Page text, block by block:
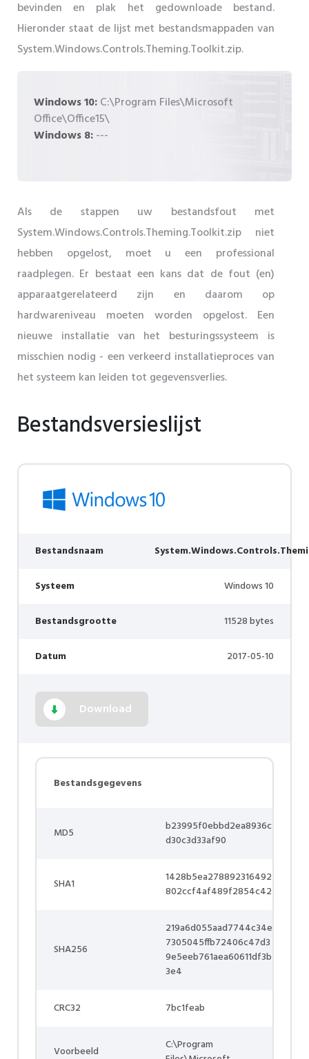
bevinden en plak het gedownloade bestand.
Hieronder staat de lijst met bestandsmappaden van
System.Windows.Controls.Theming.Toolkit.zip.
Windows 10:C:\Program Files\Microsoft
Office\Office15\
Windows 8:---
Als de stappen uw bestandsfout met
System.Windows.Controls.Theming.Toolkit.zip niet
hebben opgelost, moet u een professional
raadplegen. Er bestaat een kans dat de fout (en)
apparaatgerelateerd zijn en daarom op
hardwareniveau moeten worden opgelost. Een
nieuwe installatie van het besturingssysteem is
misschien nodig - een verkeerd installatieproces van
het systeem kan leiden tot gegevensverlies.
Bestandsversieslijst
Bestandsnaam
Systeem Windows 10
Bestandsgrootte 11528 bytes
Datum 2017-05-10
Download
Bestandsgegevens
MD5
b23995f0ebbd2ea8936c
d30c3d33af90
SHA1
1428b5ea278892316492
802ccf4af489f2854c42
SHA256
219a6d055aad7744c34e
7305045ffb72406c47d3
9e5eeb761aea60611df3b
3e4
CRC32 7bc1feab
Voorbeeld
C:\Program